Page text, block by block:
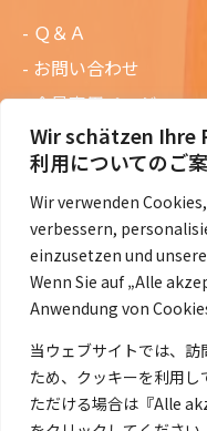
Wir schätzen Ihre
利用についてのご
Wir verwenden
verbessern,
einzusetzen und
Wenn Sie auf „Alle
Anwendung von
当ウェブサイトでは、
ため、クッキーを利用
ただける場合は『Alle
Ｑ＆Ａ
お問い合わせ
会員専用ページ
ニュースレターバッ
過去の講演資料
総会議事録
定款・会費規定など
コラムの紹介
コラム一覧